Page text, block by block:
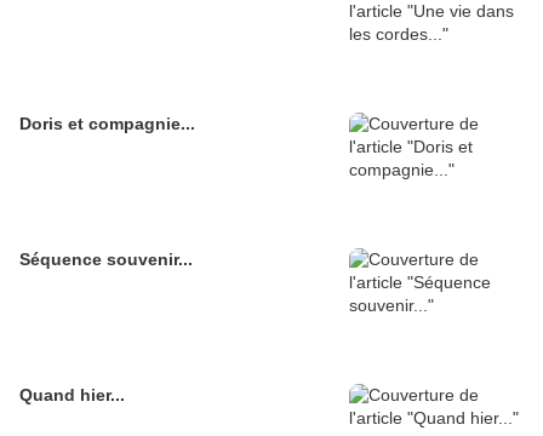
Doris et compagnie...
Séquence souvenir...
Quand hier...